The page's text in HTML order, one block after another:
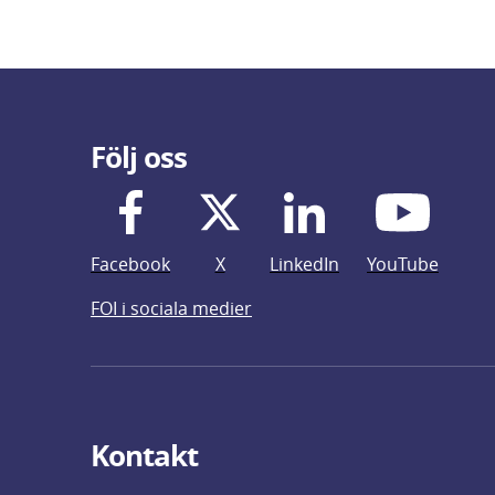
Följ oss
Facebook X LinkedIn
YouTube
FOI i sociala medier
Kontakt